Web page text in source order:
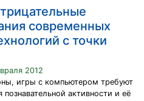
современных
с точки
2012
игры с компьютером требуют
активности и её